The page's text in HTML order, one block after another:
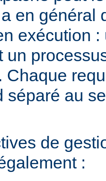
en général
exécution :
un
Chaque
séparé au
de
: